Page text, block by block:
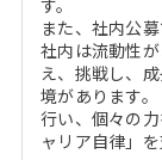
す。
また、社内公
社内は流動性
え、挑戦し、
境があります
行い、個々の
ャリア自律」を